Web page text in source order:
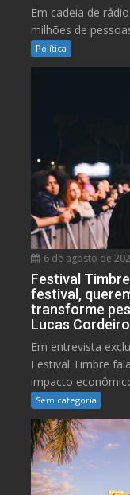
Em cadeia de
milhões de
Política
6 de agosto de
Festival
festival,
transforme
Lucas Cordeiro
Em entrevista
Festival Timbre
impacto
Sem categoria